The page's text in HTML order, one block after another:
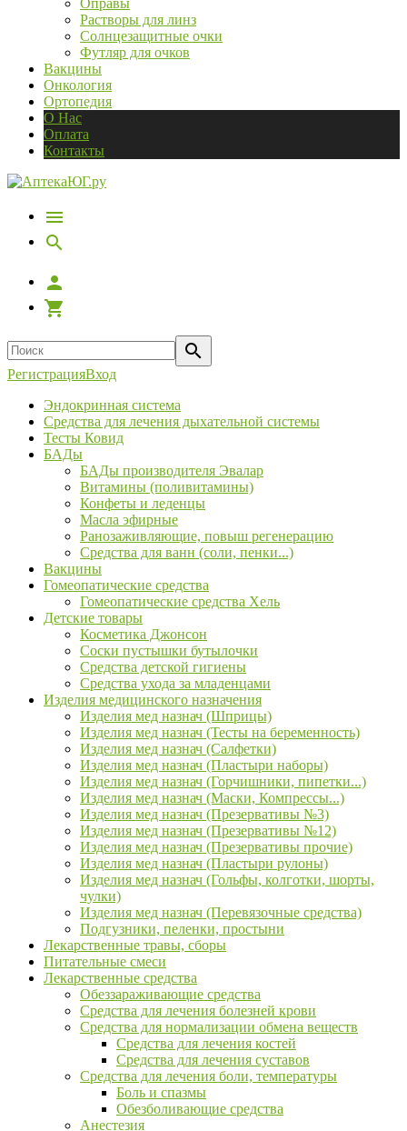
Оправы
Растворы для линз
Солнцезащитные очки
Футляр для очков
Вакцины
Онкология
Ортопедия
О Нас
Оплата
Контакты
РегистрацияВход
Эндокринная система
Средства для лечения дыхательной системы
Тесты Ковид
БАДы
БАДы производителя Эвалар
Витамины (поливитамины)
Конфеты и леденцы
Масла эфирные
Ранозаживляющие, повыш регенерацию
Средства для ванн (соли, пенки...)
Вакцины
Гомеопатические средства
Гомеопатические средства Хель
Детские товары
Косметика Джонсон
Соски пустышки бутылочки
Средства детской гигиены
Средства ухода за младенцами
Изделия медицинского назначения
Изделия мед назнач (Шприцы)
Изделия мед назнач (Тесты на беременность)
Изделия мед назнач (Салфетки)
Изделия мед назнач (Пластыри наборы)
Изделия мед назнач (Горчишники, пипетки...)
Изделия мед назнач (Маски, Компрессы...)
Изделия мед назнач (Презервативы №3)
Изделия мед назнач (Презервативы №12)
Изделия мед назнач (Презервативы прочие)
Изделия мед назнач (Пластыри рулоны)
Изделия мед назнач (Гольфы, колготки, шорты,
чулки)
Изделия мед назнач (Перевязочные средства)
Подгузники, пеленки, простыни
Лекарственные травы, сборы
Питательные смеси
Лекарственные средства
Обеззараживающие средства
Средства для лечения болезней крови
Средства для нормализации обмена веществ
Средства для лечения костей
Средства для лечения суставов
Средства для лечения боли, температуры
Боль и спазмы
Обезболивающие средства
Анестезия